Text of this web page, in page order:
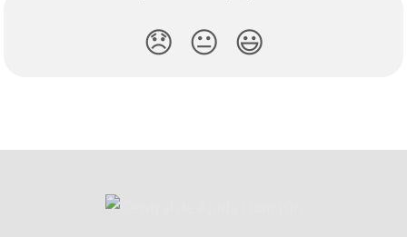
😞 😐 😃